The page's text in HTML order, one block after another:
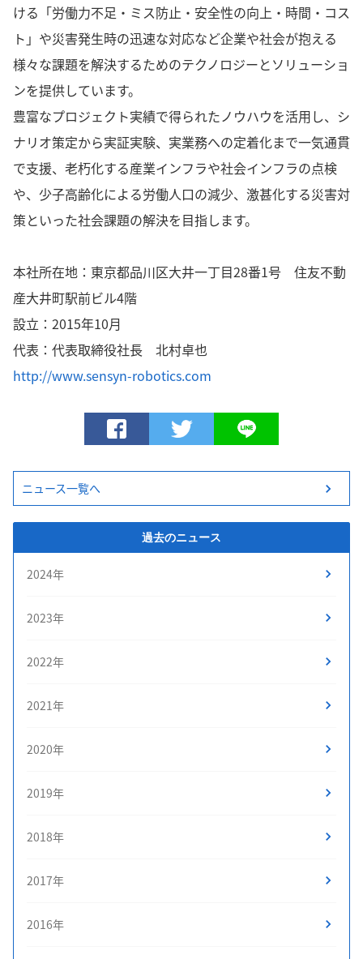
ける「労働力不足・ミス防止・安全性の向上・時間・コス
ト」や災害発生時の迅速な対応など企業や社会が抱える
様々な課題を解決するためのテクノロジーとソリューショ
ンを提供しています。
豊富なプロジェクト実績で得られたノウハウを活用し、シ
ナリオ策定から実証実験、実業務への定着化まで一気通貫
で支援、老朽化する産業インフラや社会インフラの点検
や、少子高齢化による労働人口の減少、激甚化する災害対
策といった社会課題の解決を目指します。
本社所在地：東京都品川区大井一丁目28番1号 住友不動
産大井町駅前ビル4階
設立：2015年10月
代表：代表取締役社長 北村卓也
http://www.sensyn-robotics.com
ニュース一覧へ
過去のニュース
2024年
2023年
2022年
2021年
2020年
2019年
2018年
2017年
2016年